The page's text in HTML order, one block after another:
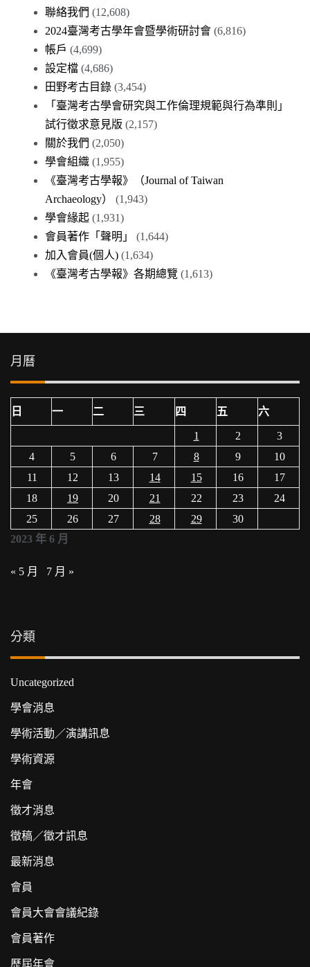
聯絡我們 (12,608)
2024臺灣考古學年會暨學術研討會 (6,816)
帳戶 (4,699)
設定檔 (4,686)
田野考古目錄 (3,454)
「臺灣考古學會研究與工作倫理規範與行為準則」
試行徵求意見版 (2,157)
關於我們 (2,050)
學會組織 (1,955)
《臺灣考古學報》（Journal of Taiwan
Archaeology）
(1,943)
學會緣起 (1,931)
會員著作「聲明」
(1,644)
加入會員(個人) (1,634)
《臺灣考古學報》各期總覽 (1,613)
月曆
2023 年 6 月
日 一 二 三 四 五 六
1 2
3
4
5 6 7 8 9
10
11
12 13 14 15 16
17
18
19 20 21 22 23
24
25
26 27 28 29 30
« 5 月 7 月 »
分類
Uncategorized
學會消息
學術活動／演講訊息
學術資源
年會
徵才消息
徵稿／徵才訊息
最新消息
會員
會員大會會議紀錄
會員著作
歷屆年會